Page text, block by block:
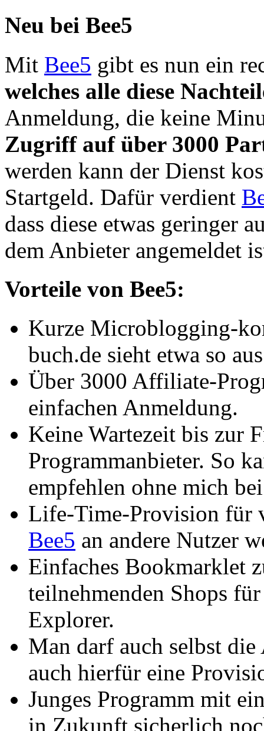
Neu bei Bee5
Mit Bee5 gibt es nun ein
welches alle diese
Anmeldung, die keine
Zugriff auf über 3000
werden kann der Dienst
Startgeld. Dafür verdient
dass diese etwas geringer
dem Anbieter angemeldet
Vorteile von Bee5:
Kurze Microblogging-
buch.de sieht etwa so
Über 3000 Affiliate-
einfachen Anmeldung.
Keine Wartezeit bis zur
Programmanbieter. So
empfehlen ohne mich
Life-Time-Provision für
Bee5 an andere Nutzer
Einfaches Bookmarklet
teilnehmenden Shops
Explorer.
Man darf auch selbst
auch hierfür eine
Junges Programm mit
in Zukunft sicherlich